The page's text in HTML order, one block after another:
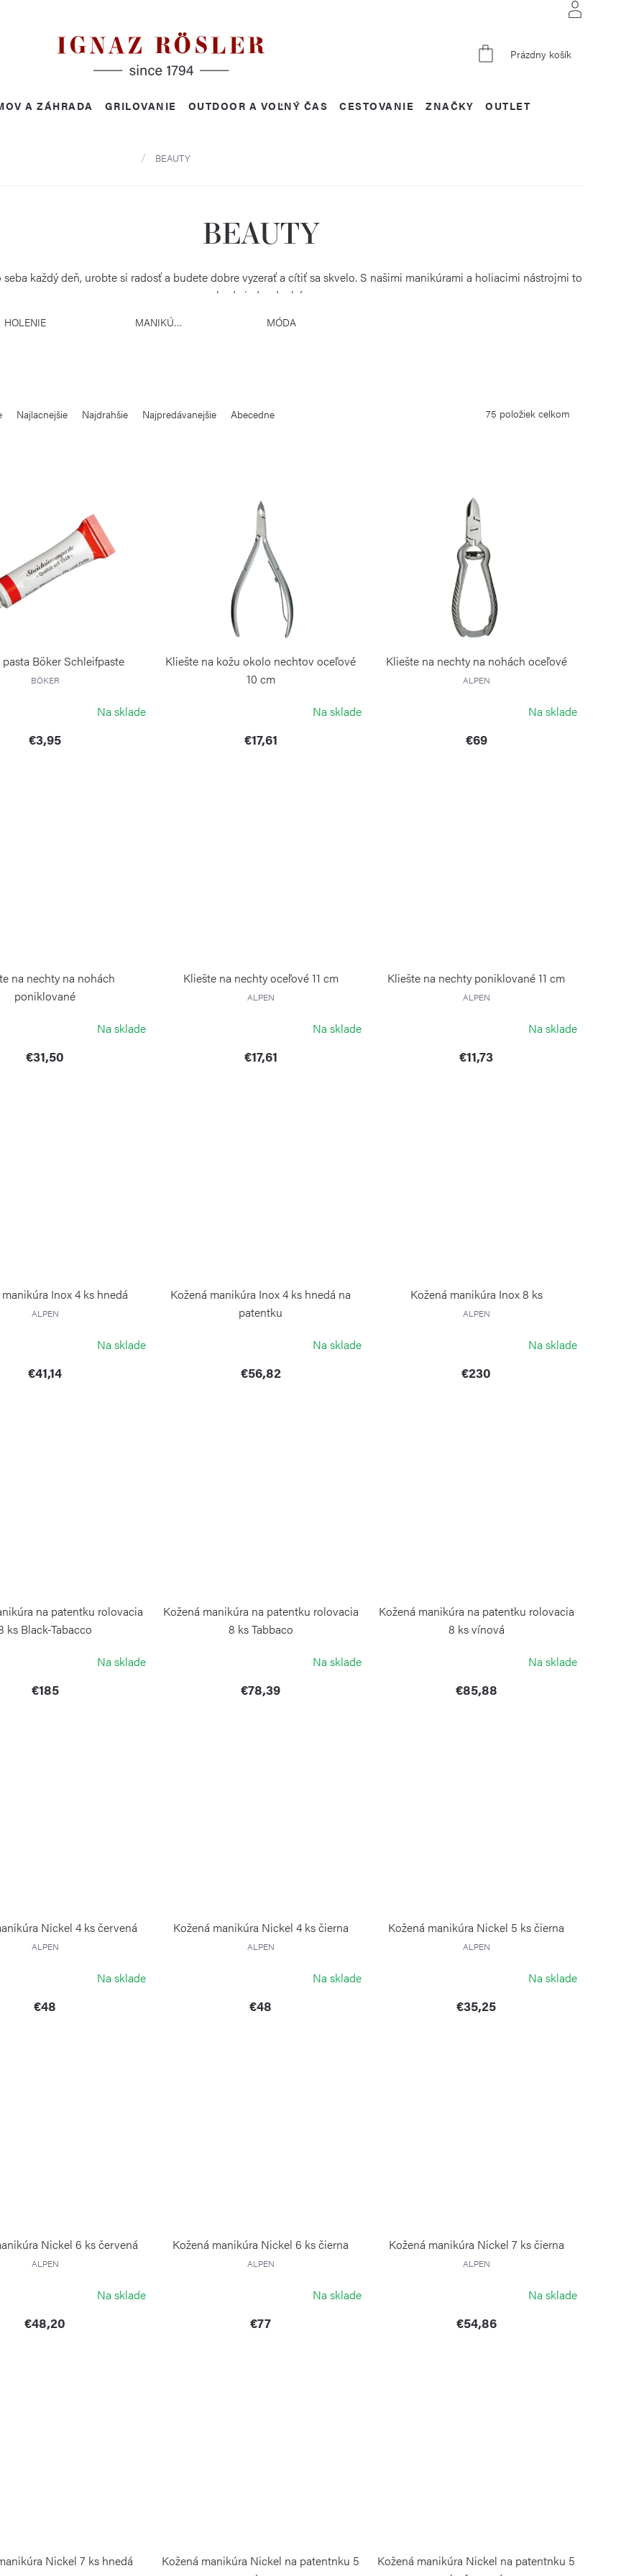
NÁKUPNÝ
Prázdny košík
A ZÁHRADA GRILOVANIE OUTDOOR A VOĽNÝ ČAS CESTOVANIE OUTLET
ZNAČKY
DomovBEAUTY
BEAUTY
seba každý deň, urobte si radosť a budete dobre vyzerať a cítiť sa skvelo. S našimi manikúrami a holiacimi nástrojmi to
bude jednoduché.
HOLENIE MANIKÚRA MÓDA
Najlacnejšie Najdrahšie Najpredávanejšie Abecedne 75 položiek celkom
Böker Schleifpaste
BÖKER
Na sklade
€3,95
Kliešte na kožu okolo nechtov oceľové
10 cm
Na sklade
€17,61
Kliešte na nechty na nohách oceľové
ALPEN
Na sklade
€69
na nechty na nohách
poniklované
Na sklade
€31,50
Kliešte na nechty oceľové 11 cm
ALPEN
Na sklade
€17,61
Kliešte na nechty poniklované 11 cm
ALPEN
Na sklade
€11,73
Inox 4 ks hnedá
ALPEN
Na sklade
€41,14
Kožená manikúra Inox 4 ks hnedá na
patentku
Na sklade
€56,82
Kožená manikúra Inox 8 ks
ALPEN
Na sklade
€230
na patentku rolovacia
ks Black-Tabacco
Na sklade
€185
Kožená manikúra na patentku rolovacia
8 ks Tabbaco
Na sklade
€78,39
Kožená manikúra na patentku rolovacia
8 ks vínová
Na sklade
€85,88
Nickel 4 ks červená
ALPEN
Na sklade
€48
Kožená manikúra Nickel 4 ks čierna
ALPEN
Na sklade
€48
Kožená manikúra Nickel 5 ks čierna
ALPEN
Na sklade
€35,25
Nickel 6 ks červená
ALPEN
Na sklade
€48,20
Kožená manikúra Nickel 6 ks čierna
ALPEN
Na sklade
€77
Kožená manikúra Nickel 7 ks čierna
ALPEN
Na sklade
€54,86
Nickel 7 ks hnedá
Kožená manikúra Nickel na patentnku 5
Kožená manikúra Nickel na patentnku 5